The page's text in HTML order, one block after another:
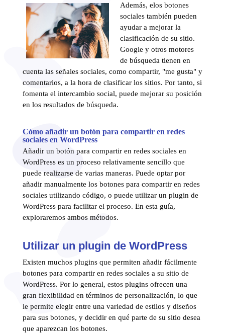
Además, elos botones
sociales también pueden
ayudar a mejorar la
clasificación de su sitio.
Google y otros motores
de búsqueda tienen en
cuenta las señales sociales, como compartir, "me gusta" y
comentarios, a la hora de clasificar los sitios. Por tanto, si
fomenta el intercambio social, puede mejorar su posición
en los resultados de búsqueda.
Cómo añadir un botón para compartir en redes
sociales en WordPress
Añadir un botón para compartir en redes sociales en
WordPress es un proceso relativamente sencillo que
puede realizarse de varias maneras. Puede optar por
añadir manualmente los botones para compartir en redes
sociales utilizando código, o puede utilizar un plugin de
WordPress para facilitar el proceso. En esta guía,
exploraremos ambos métodos.
Utilizar un plugin de WordPress
Existen muchos plugins que permiten añadir fácilmente
botones para compartir en redes sociales a su sitio de
WordPress. Por lo general, estos plugins ofrecen una
gran flexibilidad en términos de personalización, lo que
le permite elegir entre una variedad de estilos y diseños
para sus botones, y decidir en qué parte de su sitio desea
que aparezcan los botones.